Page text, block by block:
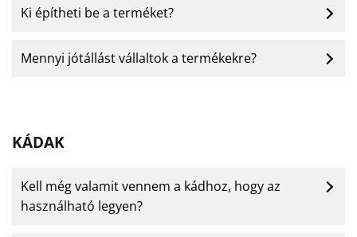
Ki építheti be a terméket?
Mennyi jótállást vállaltok a termékekre?
KÁDAK
Kell még valamit vennem a kádhoz, hogy az
használható legyen?